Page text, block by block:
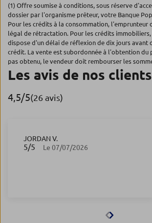
(1) Offre soumise à conditions, sous réserve
dossier par l'organisme prêteur, votre Banque
Pour les crédits à la consommation, l'emprunteur
légal de rétractation. Pour les crédits
dispose d'un délai de réflexion de dix jours avant
crédit. La vente est subordonnée à l'obtention du
pas obtenu, le vendeur doit rembourser les
Les avis de nos clients
4,5/5 Note de 4.5 sur 5
(26 avis)
5/5 Note de 5 sur 5
Le 07/07/2026
JORDAN V.